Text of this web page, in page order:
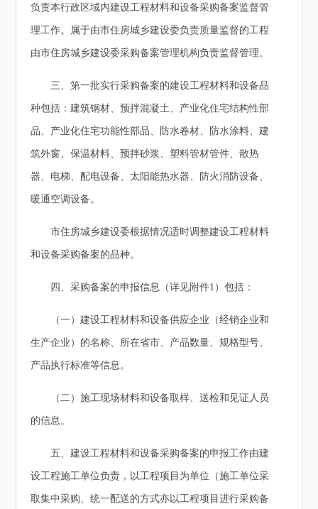
负责本行政区域内建设工程材料和设备采购备案监督管
理工作。属于由市住房城乡建设委负责质量监督的工程
由市住房城乡建设委采购备案管理机构负责监督管理。
三、第一批实行采购备案的建设工程材料和设备品
种包括：建筑钢材、预拌混凝土、产业化住宅结构性部
品、产业化住宅功能性部品、防水卷材、防水涂料、建
筑外窗、保温材料、预拌砂浆、塑料管材管件、散热
器、电梯、配电设备、太阳能热水器、防火消防设备、
暖通空调设备。
市住房城乡建设委根据情况适时调整建设工程材料
和设备采购备案的品种。
四、采购备案的申报信息（详见附件1）包括：
（一）建设工程材料和设备供应企业（经销企业和
生产企业）的名称、所在省市、产品数量、规格型号、
产品执行标准等信息。
（二）施工现场材料和设备取样、送检和见证人员
的信息。
五、建设工程材料和设备采购备案的申报工作由建
设工程施工单位负责，以工程项目为单位（施工单位采
取集中采购、统一配送的方式亦以工程项目进行采购备